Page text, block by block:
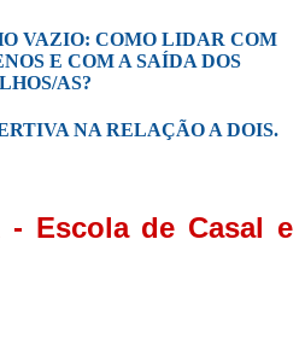
VAZIO: COMO LIDAR COM
E COM A SAÍDA DOS
AS?
NA RELAÇÃO A DOIS.
- Escola de Casal e